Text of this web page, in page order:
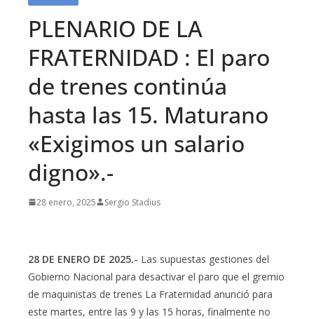
PLENARIO DE LA
FRATERNIDAD : El paro
de trenes continúa
hasta las 15. Maturano
«Exigimos un salario
digno».-
28 enero, 2025 Sergio Stadius
28 DE ENERO DE 2025.- Las supuestas gestiones del
Gobierno Nacional para desactivar el paro que el gremio
de maquinistas de trenes La Fraternidad anunció para
este martes, entre las 9 y las 15 horas, finalmente no